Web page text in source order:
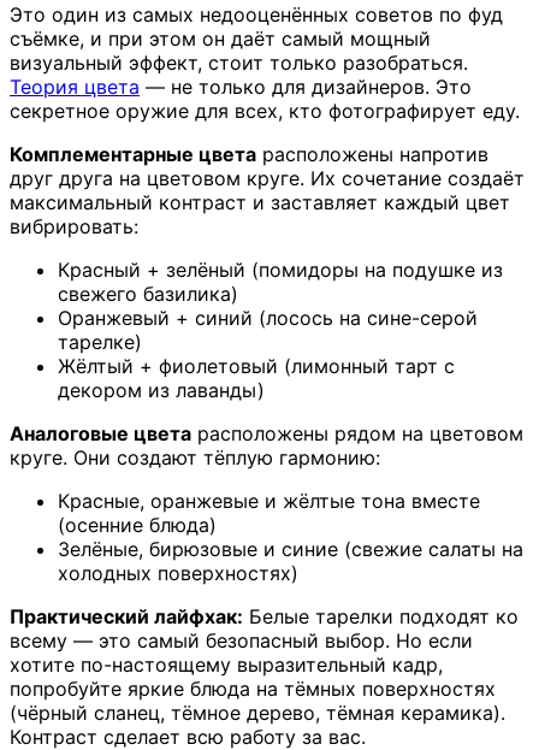
Это один из самых недооценённых советов по фуд
съёмке, и при этом он даёт самый мощный
визуальный эффект, стоит только разобраться.
Теория цвета — не только для дизайнеров. Это
секретное оружие для всех, кто фотографирует еду.
Комплементарные цвета расположены напротив
друг друга на цветовом круге. Их сочетание создаёт
максимальный контраст и заставляет каждый цвет
вибрировать:
Красный + зелёный (помидоры на подушке из
свежего базилика)
Оранжевый + синий (лосось на сине-серой
тарелке)
Жёлтый + фиолетовый (лимонный тарт с
декором из лаванды)
Аналоговые цвета расположены рядом на цветовом
круге. Они создают тёплую гармонию:
Красные, оранжевые и жёлтые тона вместе
(осенние блюда)
Зелёные, бирюзовые и синие (свежие салаты на
холодных поверхностях)
Практический лайфхак: Белые тарелки подходят ко
всему — это самый безопасный выбор. Но если
хотите по-настоящему выразительный кадр,
попробуйте яркие блюда на тёмных поверхностях
(чёрный сланец, тёмное дерево, тёмная керамика).
Контраст сделает всю работу за вас.